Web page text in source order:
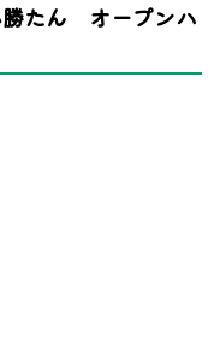
たん オープンハ